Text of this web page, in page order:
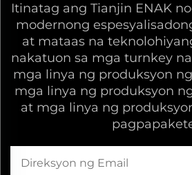
Itinatag ang Tianjin ENAK
modernong
at mataas na
nakatuon sa mga turnkey
mga linya ng produksyon
mga linya ng produksyon
at mga linya ng